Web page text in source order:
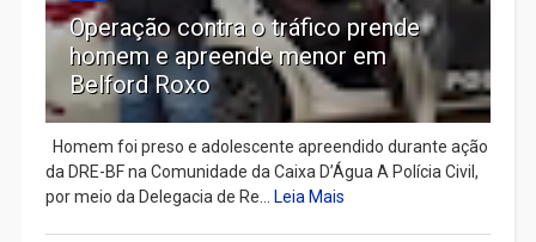
Operação contra o tráfico prende
homem e apreende menor em
Belford Roxo
Homem foi preso e adolescente apreendido durante ação
da DRE-BF na Comunidade da Caixa D’Água A Polícia Civil,
por meio da Delegacia de Re...
Leia Mais